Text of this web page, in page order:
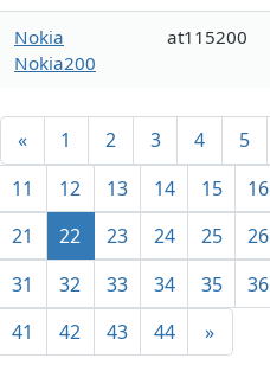
Nokia
Nokia200
at115200
« 1 2 3 4 5
11
12 13 14 15 16
21
22 23 24 25 26
31
32 33 34 35 36
41
42 43 44 »